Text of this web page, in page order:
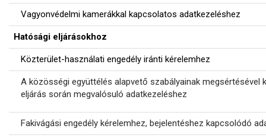
Vagyonvédelmi kamerákkal kapcsolatos adatkezeléshez
Hatósági eljárásokhoz
Közterület-használati engedély iránti kérelemhez
A közösségi együttélés alapvető szabályainak megsértésével
eljárás során megvalósuló adatkezeléshez
Fakivágási engedély kérelemhez, bejelentéshez kapcsolódó